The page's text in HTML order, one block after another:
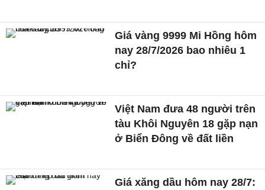
Giá vàng 9999 Mi Hồng hôm
nay 28/7/2026 bao nhiêu 1
chỉ?
Việt Nam đưa 48 người trên
tàu Khôi Nguyên 18 gặp nạn
ở Biển Đông về đất liền
Giá xăng dầu hôm nay 28/7: